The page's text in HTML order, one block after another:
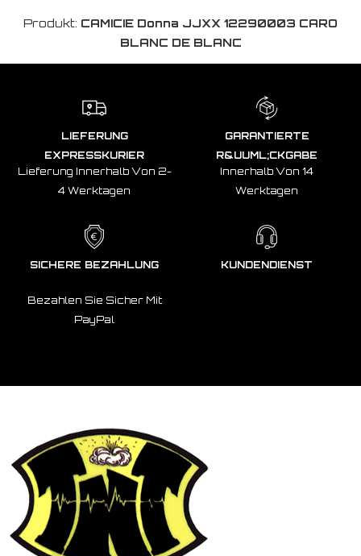
Produkt: CAMICIE Donna JJXX 12290003 CARO
BLANC DE BLANC
LIEFERUNG
EXPRESSKURIER
Lieferung Innerhalb Von 2-
4 Werktagen
GARANTIERTE
R&UUML;CKGABE
Innerhalb Von 14
Werktagen
SICHERE BEZAHLUNG
Bezahlen Sie Sicher Mit
PayPal
KUNDENDIENST